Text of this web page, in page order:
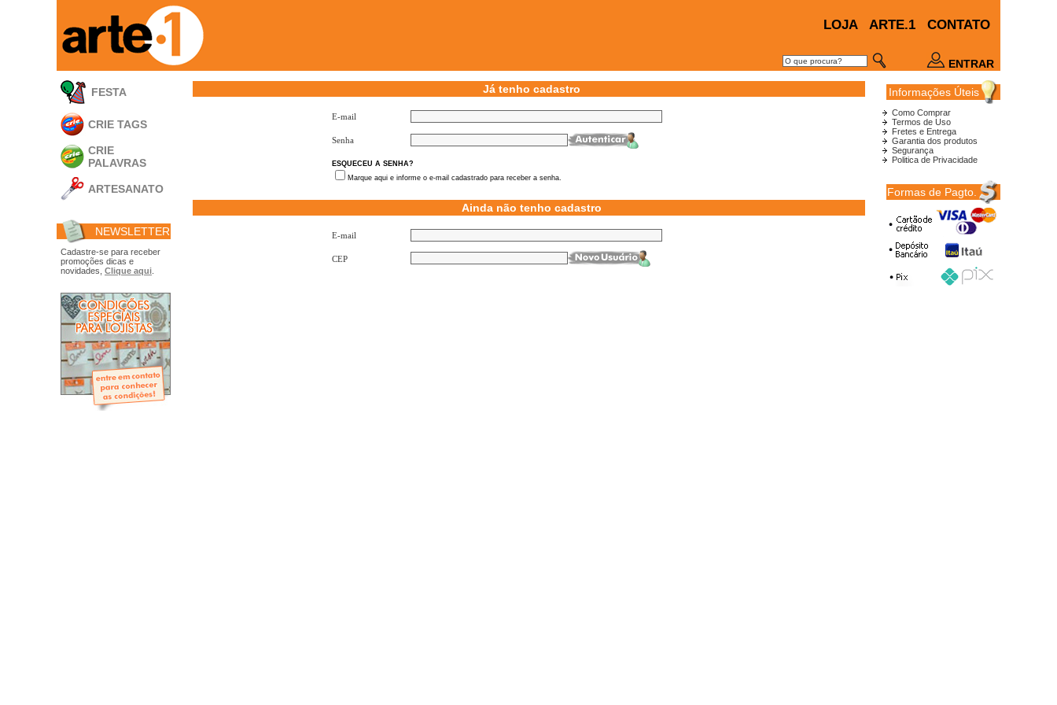
LOJA ARTE.1 CONTATO
ENTRAR
FESTA
CRIE TAGS
CRIE
PALAVRAS
ARTESANATO
Acrílico
Porta Retratos
Ferramentas
- Carimbões
- Embalagens
- Máscaras
- Espátulas
- Diversos
Álbuns
- Mini-Álbuns
- Páginas Mini
- Páginas Scrap
- Argolas
NEWSLETTER
Cadastre-se para receber
promoções dicas e
novidades, Clique aqui
Já tenho cadastro
E-mail
Senha
ESQUECEU A SENHA?
Marque aqui e informe o e-mail cadastrado para receber a senha.
Ainda não tenho cadastro
E-mail
CEP
Informações Úteis
Como Comprar
Termos de Uso
Fretes e Entrega
Garantia dos produtos
Segurança
Politica de Privacidade
Formas de Pagto.